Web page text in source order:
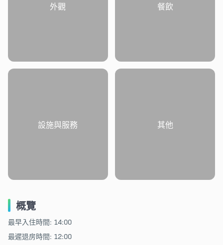
外觀 餐飲
設施與服務 其他
概覽
最早入住時間: 14:00
最遲退房時間: 12:00